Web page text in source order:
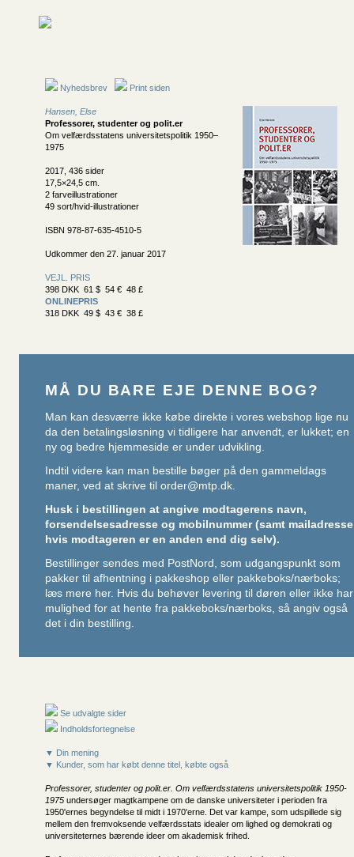
Nyhedsbrev Print siden
Hansen, Else
Professorer, studenter og polit.er
Om velfærdsstatens universitetspolitik 1950–
1975
2017, 436 sider
17,5×24,5 cm.
2 farveillustrationer
49 sort/hvid-illustrationer
ISBN 978-87-635-4510-5
Udkommer den 27. januar 2017
VEJL. PRIS
398 DKK 61 $ 54 € 48 £
ONLINEPRIS
318 DKK 49 $ 43 € 38 £
MÅ DU BARE EJE DENNE BOG?
Man kan desværre ikke købe direkte i vores webshop lige nu
da den betalingsløsning vi tidligere har anvendt, er lukket; en
ny og bedre hjemmeside er under udvikling.
Indtil videre kan man bestille bøger på den gammeldags
maner, ved at skrive til order@mtp.dk.
Husk i bestillingen at angive modtagerens navn,
forsendelsesadresse og mobilnummer (samt mailadresse
hvis modtageren er en anden end dig selv).
Bestillinger sendes med PostNord, som udgangspunkt som
pakker til afhentning i pakkeshop eller pakkeboks/nærboks;
læs mere her. Hvis du behøver levering til døren eller ikke har
mulighed for at hente fra pakkeboks/nærboks, så angiv også
det i din bestilling.
Se udvalgte sider
Indholdsfortegnelse
▼ Din mening
▼ Kunder, som har købt denne titel, købte også
Professorer, studenter og polit.er. Om velfærdsstatens universitetspolitik 1950-
1975 undersøger magtkampene om de danske universiteter i perioden fra
1950'ernes begyndelse til midt i 1970'erne. Det var kampe, som udspillede sig
mellem den fremvoksende velfærdsstats idealer om lighed og demokrati og
universiteternes bærende ideer om akademisk frihed.